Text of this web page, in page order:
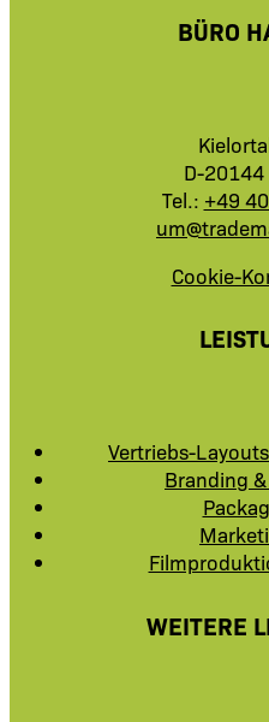
BÜRO
D-
Tel.: +49
Cookie-
Vertriebs-
Branding
WEITERE